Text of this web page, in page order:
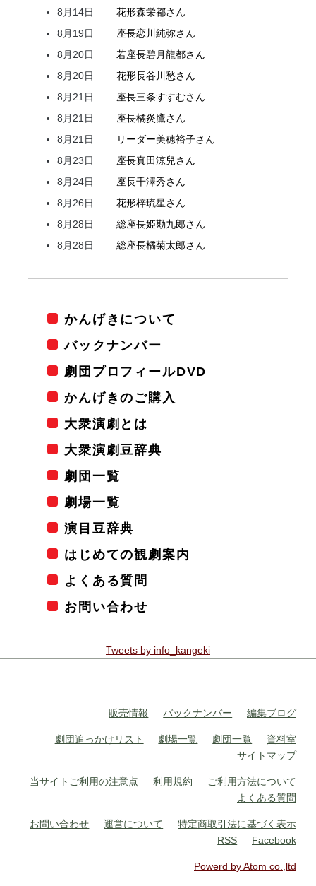
8月14日
花形森栄都さん
8月19日
座長恋川純弥さん
8月20日
若座長碧月龍都さん
8月20日
花形長谷川愁さん
8月21日
座長三条すすむさん
8月21日
座長橘炎鷹さん
8月21日
リーダー美穂裕子さん
8月23日
座長真田涼兒さん
8月24日
座長千澤秀さん
8月26日
花形梓琉星さん
8月28日
総座長姫勘九郎さん
8月28日
総座長橘菊太郎さん
かんげきについて
バックナンバー
劇団プロフィールDVD
かんげきのご購入
大衆演劇とは
大衆演劇豆辞典
劇団一覧
劇場一覧
演目豆辞典
はじめての観劇案内
よくある質問
お問い合わせ
Tweets by info_kangeki
販売情報 バックナンバー 編集ブログ
劇団追っかけリスト 劇場一覧 劇団一覧
資料室
サイトマップ
当サイトご利用の注意点 利用規約
ご利用方法について
よくある質問
お問い合わせ 運営について
特定商取引法に基づく表示
RSS
Facebook
Powerd by Atom co.,ltd